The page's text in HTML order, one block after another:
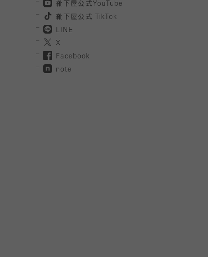
靴下屋公式 YouTube
靴下屋公式
TikTok
LINE
X
Facebook
note